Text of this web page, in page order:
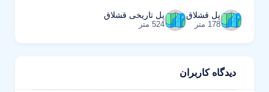
پل قشلاق
178 متر
پل تاریخی قشلاق
524 متر
دیدگاه کاربران